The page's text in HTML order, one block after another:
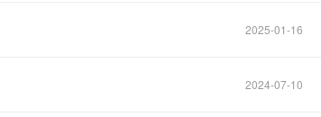
2025-01-16
2024-07-10